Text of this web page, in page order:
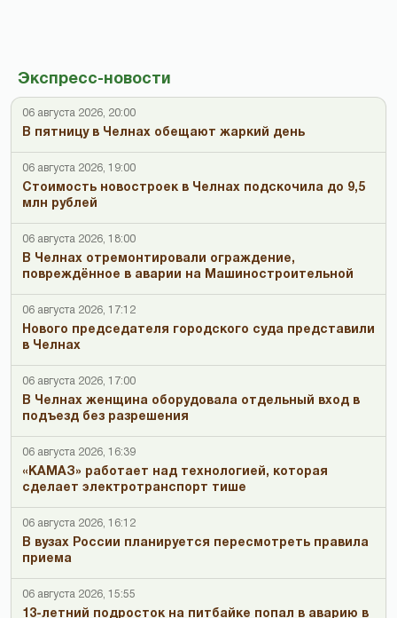
Экспресс-новости
06 августа 2026, 20:00
В пятницу в Челнах обещают жаркий день
06 августа 2026, 19:00
Стоимость новостроек в Челнах подскочила до 9,5
млн рублей
06 августа 2026, 18:00
В Челнах отремонтировали ограждение,
повреждённое в аварии на Машиностроительной
06 августа 2026, 17:12
Нового председателя городского суда представили
в Челнах
06 августа 2026, 17:00
В Челнах женщина оборудовала отдельный вход в
подъезд без разрешения
06 августа 2026, 16:39
«КАМАЗ» работает над технологией, которая
сделает электротранспорт тише
06 августа 2026, 16:12
В вузах России планируется пересмотреть правила
приема
06 августа 2026, 15:55
13-летний подросток на питбайке попал в аварию в